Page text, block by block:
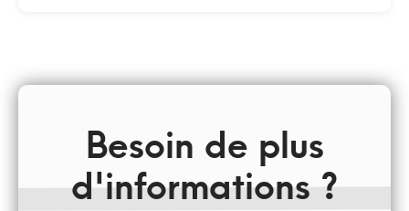
Besoin de plus
d'informations ?